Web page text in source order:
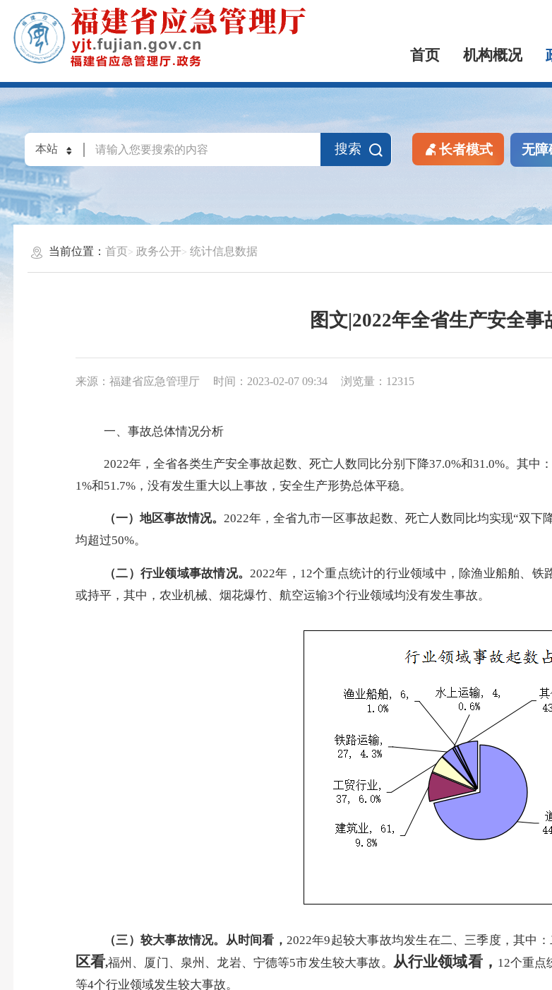
首页 机构概况
搜索 长者模式 无障
当前位置：首页 政务公开 统计信息数据
图文|2022年全省生产安全事
来源：福建省应急管理厅 时间：2023-02-07 09:34 浏览量：12315
一、事故总体情况分析
2022年，全省各类生产安全事故起数、死亡人数同比分别下降37.0%和31.0%。其中
1%和51.7%，没有发生重大以上事故，安全生产形势总体平稳。
（一）地区事故情况。2022年 ，全省九市一区事故起数、死亡人数同比均实现“双下
均超过50%。
（二）行业领域事故情况。2022年 ， 12个重点统计的行业领域中，除渔业船舶、铁
或持平，其中，农业机械、烟花爆竹、航空运输3个行业领域均没有发生事故。
（三）较大事故情况。 从时间看， 2022年9起较大事故均发生在二、三季度，其中
区看,福州、厦门、泉州、龙岩、宁德等5市发生较大事故。 从行业领域看， 12个重点
等4个行业领域发生较大事故。